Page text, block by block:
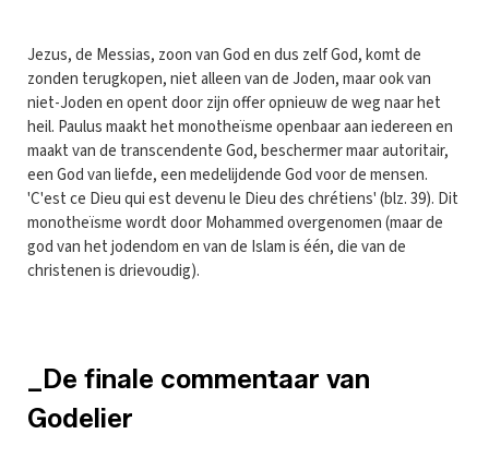
Jezus, de Messias, zoon van God en dus zelf God, komt de
zonden terugkopen, niet alleen van de Joden, maar ook van
niet-Joden en opent door zijn offer opnieuw de weg naar het
heil. Paulus maakt het monotheïsme openbaar aan iedereen en
maakt van de transcendente God, beschermer maar autoritair,
een God van liefde, een medelijdende God voor de mensen.
'C'est ce Dieu qui est devenu le Dieu des chrétiens' (blz. 39). Dit
monotheïsme wordt door Mohammed overgenomen (maar de
god van het jodendom en van de Islam is één, die van de
christenen is drievoudig).
_De finale commentaar van
Godelier